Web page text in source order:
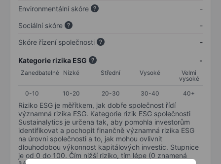
Environmentální skóre
-
Sociální skóre
-
Skóre řízení společnosti
-
Kategorie rizika ESG -
Zanedbatelné Nízké Střední Vysoké
Velmi
vysoké
0-10
10-20 20-30 30-40 40+
Riziko ESG je měřítkem, jak dobře společnost řídí
významná rizika ESG. Kategorie rizik ESG společnosti
Sustainalytics je určena tak, aby pomohla investorům
identifikovat a pochopit finančně významná rizika ESG
na úrovni společnosti a to, jak mohou ovlivnit
dlouhodobou výkonnost kapitálových investic. Stupnice
je od 0 do 100. Čím nižší riziko, tím lépe (0 znamená